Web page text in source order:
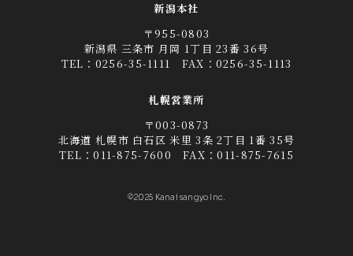
新潟本社
〒955-0803
新潟県 三条市 月岡 1丁目 23番 36号
TEL： 0256-35-1111 FAX：0256-35-1113
札幌営業所
〒003-0873
北海道 札幌市 白石区 米里 3条 2丁目 1番 35号
TEL：011-875-7600 FAX：011-875-7615
©2025 Kanai sangyo Inc.